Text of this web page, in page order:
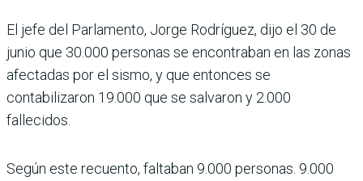
El jefe del Parlamento, Jorge Rodríguez, dijo el 30 de
junio que 30.000 personas se encontraban en las zonas
afectadas por el sismo, y que entonces se
contabilizaron 19.000 que se salvaron y 2.000
fallecidos.
Según este recuento, faltaban 9.000 personas. 9.000